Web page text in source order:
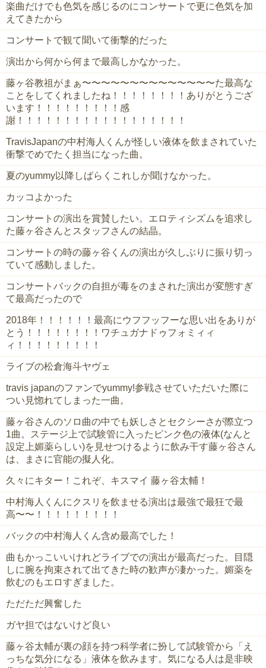
楽曲だけでも色気を感じるのにコンサートで更に色気を加
えてきたから
コンサートで観て聞いて衝撃的だった
演出から何から何まで最高しかなかった。
藤ヶ谷教祖がまぁ〜〜〜〜〜〜〜〜〜〜〜〜〜〜た最高な
ことをしてくれましたね！！！！！！！！ありがとうござ
います！！！！！！！！！感
謝！！！！！！！！！！！！！！！！！！
TravisJapanの中村海人くんが怪しい液体を飲まされていた
衝撃でめでたく担当になった曲。
夏のyummy以降しばらくこれしか聞けなかった。
カッコよかった
コンサートの演出を賞賛したい。エロティシズムを追求し
た藤ヶ谷さんとスタッフさんの結晶。
コンサートの時の藤ヶ谷くんの演出が久しぶりに振り切っ
ていて感動しました。
コンサートバックの自担が毒をのまされた演出が変態すぎ
て最高だったので
2018年！！！！！！最高にウフフッフーな思い出をありが
とう！！！！！！！！ワチュガナドゥフォミィィ
ィ！！！！！！！！！
ライブの松倉海斗ヤヴェ
travis japanのファンでyummy!参戦させていただいた際に
つい見惚れてしまった一曲。
藤ヶ谷さんのソロ曲の中でも妖しさとセクシーさが際立つ
1曲。ステージ上で試験管に入ったピンク色の液体(なんと
設定上媚薬らしい)を見せつけるように飲み干す藤ヶ谷さん
は、まさに官能の擬人化。
久々にキター！これぞ、キスマイ 藤ヶ谷太輔！
中村海人くんにクスリを飲ませる演出は最強で最狂で最
高〜〜！！！！！！！！！
バックの中村海人くん含め最高でした！
曲もかっこいいけれどライブでの演出が最高だった。目隠
しに腕を拘束されて出てきた時の歓声が凄かった。媚薬を
飲むのもエロすぎました。
ただただ興奮した
ガヤ担ではないけど良い
藤ヶ谷太輔が裏の顔を持つ科学者に扮して試験管から「え
っちな気分になる」液体を飲みます。気になる人は是非映